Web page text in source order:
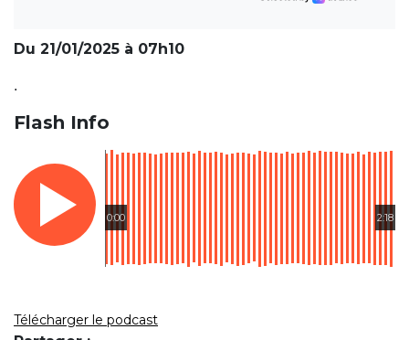
Du 21/01/2025 à 07h10
.
Flash Info
0:00 2:18
Télécharger le podcast